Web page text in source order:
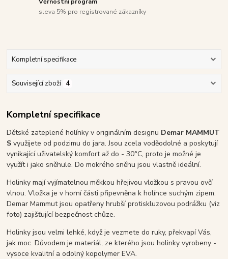
sleva 5% pro registrované zákazníky
Kompletní specifikace
Související zboží 4
Kompletní specifikace
Dětské zateplené holínky v originálním designu Demar MAMMUT
S využijete od podzimu do jara. Jsou zcela voděodolné a poskytují
vynikající uživatelský komfort až do - 30°C, proto je možné je
využít i jako sněhule. Do mokrého sněhu jsou vlastně ideální.
Holinky mají vyjímatelnou měkkou hřejivou vložkou s pravou ovčí
vlnou. Vložka je v horní části připevněna k holínce suchým zipem.
Demar Mammut jsou opatřeny hrubší protiskluzovou podrážku (viz
foto) zajišťující bezpečnost chůze.
Holinky jsou velmi lehké, když je vezmete do ruky, překvapí Vás,
jak moc. Důvodem je materiál, ze kterého jsou holinky vyrobeny -
vysoce kvalitní a odolný kopolymer EVA.